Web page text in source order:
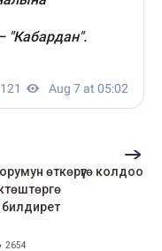
өткөрүүгө колдоо
2654